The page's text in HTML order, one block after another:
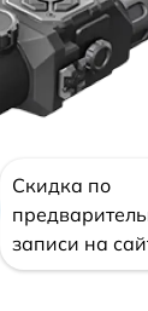
Скидка по
записи на